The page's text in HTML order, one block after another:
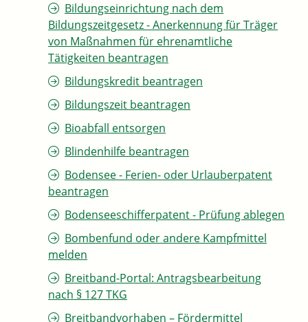
Bildungseinrichtung nach dem
Bildungszeitgesetz - Anerkennung für Träger
von Maßnahmen für ehrenamtliche
Tätigkeiten beantragen
Bildungskredit beantragen
Bildungszeit beantragen
Bioabfall entsorgen
Blindenhilfe beantragen
Bodensee - Ferien- oder Urlauberpatent
beantragen
Bodenseeschifferpatent - Prüfung ablegen
Bombenfund oder andere Kampfmittel
melden
Breitband-Portal: Antragsbearbeitung
nach § 127 TKG
Breitbandvorhaben – Fördermittel